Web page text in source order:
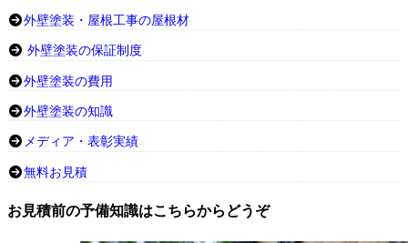
外壁塗装・屋根工事の屋根材
外壁塗装の保証制度
外壁塗装の費用
外壁塗装の知識
メディア・表彰実績
無料お見積
お見積前の予備知識はこちらからどうぞ